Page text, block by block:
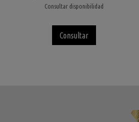
Consultar disponibilidad
Consultar